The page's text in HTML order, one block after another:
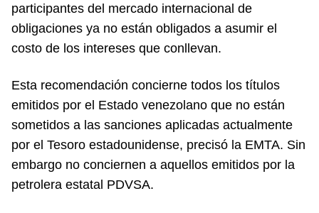
participantes del mercado internacional de
obligaciones ya no están obligados a asumir el
costo de los intereses que conllevan.
Esta recomendación concierne todos los títulos
emitidos por el Estado venezolano que no están
sometidos a las sanciones aplicadas actualmente
por el Tesoro estadounidense, precisó la EMTA. Sin
embargo no conciernen a aquellos emitidos por la
petrolera estatal PDVSA.